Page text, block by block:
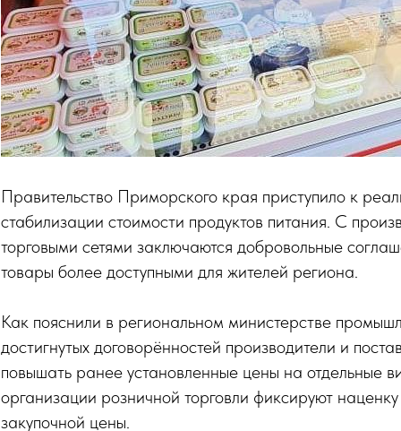
Правительство Приморского края приступило к
стабилизации стоимости продуктов питания. С
торговыми сетями заключаются добровольные
товары более доступными для жителей региона.
Как пояснили в региональном министерстве
достигнутых договорённостей производители и
повышать ранее установленные цены на отдельные
организации розничной торговли фиксируют
закупочной цены.